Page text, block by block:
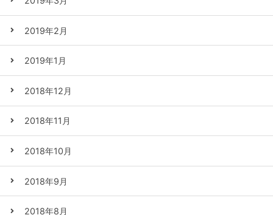
2019年2月
2019年1月
2018年12月
2018年11月
2018年10月
2018年9月
2018年8月